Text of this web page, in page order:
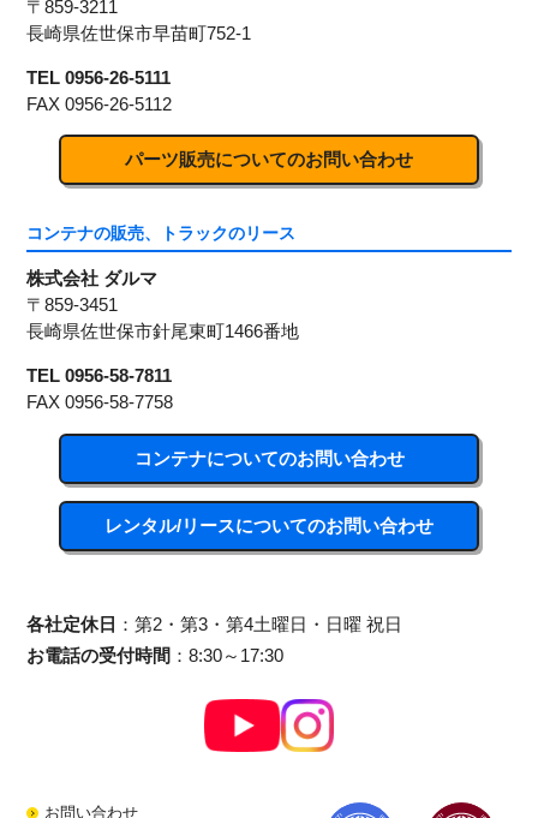
〒859-3211
長崎県佐世保市早苗町752-1
TEL 0956-26-5111
FAX 0956-26-5112
パーツ販売についてのお問い合わせ
コンテナの販売、トラックのリース
株式会社 ダルマ
〒859-3451
長崎県佐世保市針尾東町1466番地
TEL 0956-58-7811
FAX 0956-58-7758
コンテナについてのお問い合わせ
レンタル/リースについてのお問い合わせ
各社定休日 ：第2・第3・第4土曜日・日曜 祝日
お電話の受付時間 ：8:30～17:30
お問い合わせ